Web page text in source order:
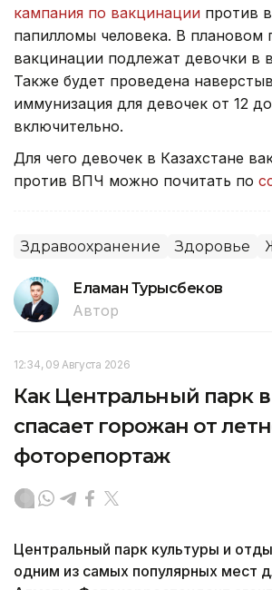
кампания по вакцинации против
папилломы человека. В плановом
вакцинации подлежат девочки в
Также будет проведена
иммунизация для девочек от 12 до
включительно.
Для чего девочек в Казахстане
против ВПЧ можно почитать по
Здравоохранение Здоровье
Еламан Турысбеков
Автор
12:34, 09 Августа 2026
Как Центральный парк
спасает горожан от
фоторепортаж
Центральный парк культуры и
одним из самых популярных мест